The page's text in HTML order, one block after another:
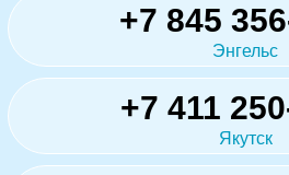
+7 845
Энгельс
+7 411
Якутск